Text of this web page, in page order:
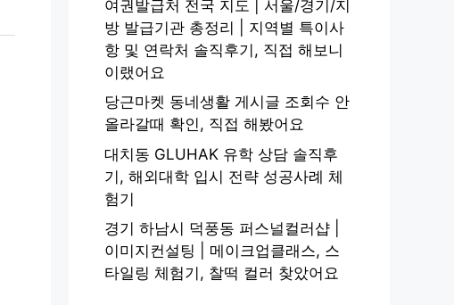
여권발급처 전국 지도 | 서울/경기/지
방 발급기관 총정리 | 지역별 특이사
항 및 연락처 솔직후기, 직접 해보니
이랬어요
당근마켓 동네생활 게시글 조회수 안
올라갈때 확인, 직접 해봤어요
대치동 GLUHAK 유학 상담 솔직후
기, 해외대학 입시 전략 성공사례 체
험기
경기 하남시 덕풍동 퍼스널컬러샵 |
이미지컨설팅 | 메이크업클래스, 스
타일링 체험기, 찰떡 컬러 찾았어요